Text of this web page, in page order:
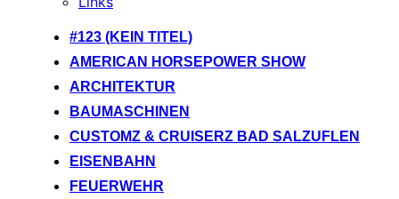
springen
#123 (KEIN TITEL)
AMERICAN HORSEPOWER SHOW
ARCHITEKTUR
BAUMASCHINEN
CUSTOMZ & CRUISERZ BAD SALZUFLEN
EISENBAHN
FEUERWEHR